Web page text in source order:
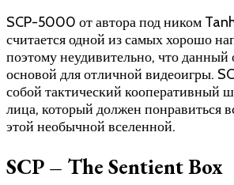
SCP-5000 от автора под ником
считается одной из самых хорошо
поэтому неудивительно, что данный
основой для отличной видеоигры.
собой тактический кооперативный
лица, который должен понравиться
этой необычной вселенной.
SCP – The Sentient Box